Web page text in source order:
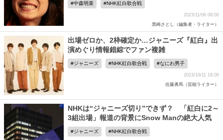
中森明菜 NHK紅白歌合戦
2023/11/06 09:00
黒崎さとし（編集者・ライター）
出場ゼロか、2枠確定か…ジャニーズ『紅白』出
演めぐり情報錯綜でファン複雑
ジャニーズ NHK紅白歌合戦 なにわ男子
2023/10/11 18:00
佐藤勇馬（芸能ライター）
NHKは“ジャニーズ切り”できず？ 「紅白に2～
3組出場」報道の背景にSnow Manの絶大人気
ジャニーズ NHK紅白歌合戦